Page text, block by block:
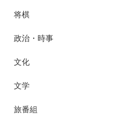
将棋
政治・時事
文化
文学
旅番組